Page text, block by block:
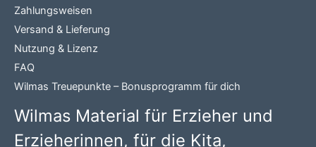
Zahlungsweisen
Versand & Lieferung
Nutzung & Lizenz
FAQ
Wilmas Treuepunkte – Bonusprogramm für dich
Wilmas Material für Erzieher und
Erzieherinnen, für die Kita,